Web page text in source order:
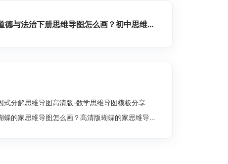
七年级道德与法治下册思维导图怎么画？初中思维导图整理
式分解思维导图高清版-数学思维导图模板分享
蝶的家思维导图怎么画？高清版蝴蝶的家思维导图分享